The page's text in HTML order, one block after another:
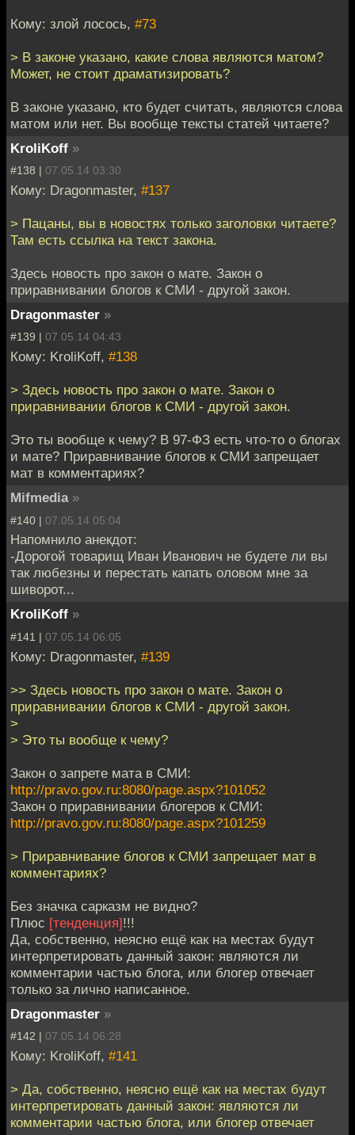
Кому: злой лосось, #73
> В законе указано, какие слова являются матом?
Может, не стоит драматизировать?
В законе указано, кто будет считать, являются слова
матом или нет. Вы вообще тексты статей читаете?
KroliKoff »
#138 | 07.05.14 03:30
Кому: Dragonmaster, #137
> Пацаны, вы в новостях только заголовки читаете?
Там есть ссылка на текст закона.
Здесь новость про закон о мате. Закон о
приравнивании блогов к СМИ - другой закон.
Dragonmaster »
#139 | 07.05.14 04:43
Кому: KroliKoff, #138
> Здесь новость про закон о мате. Закон о
приравнивании блогов к СМИ - другой закон.
Это ты вообще к чему? В 97-ФЗ есть что-то о блогах
и мате? Приравнивание блогов к СМИ запрещает
мат в комментариях?
Mifmedia »
#140 | 07.05.14 05:04
Напомнило анекдот:
-Дорогой товарищ Иван Иванович не будете ли вы
так любезны и перестать капать оловом мне за
шиворот...
KroliKoff »
#141 | 07.05.14 06:05
Кому: Dragonmaster, #139
>> Здесь новость про закон о мате. Закон о
приравнивании блогов к СМИ - другой закон.
>
> Это ты вообще к чему?
Закон о запрете мата в СМИ:
http://pravo.gov.ru:8080/page.aspx?101052
Закон о приравнивании блогеров к СМИ:
http://pravo.gov.ru:8080/page.aspx?101259
> Приравнивание блогов к СМИ запрещает мат в
комментариях?
Без значка сарказм не видно?
Плюс [тенденция]!!!
Да, собственно, неясно ещё как на местах будут
интерпретировать данный закон: являются ли
комментарии частью блога, или блогер отвечает
только за лично написанное.
Dragonmaster »
#142 | 07.05.14 06:28
Кому: KroliKoff, #141
> Да, собственно, неясно ещё как на местах будут
интерпретировать данный закон: являются ли
комментарии частью блога, или блогер отвечает